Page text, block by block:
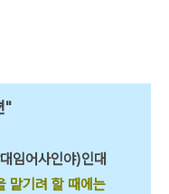
"
임어사인야)인대
맡기려 할 때에는